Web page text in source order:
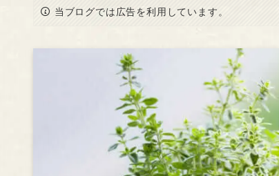
当ブログでは広告を利用しています。